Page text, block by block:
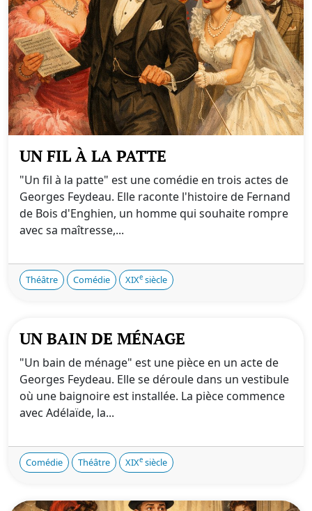
UN FIL À LA PATTE
"Un fil à la patte" est une comédie en trois actes de
Georges Feydeau. Elle raconte l'histoire de Fernand
de Bois d'Enghien, un homme qui souhaite rompre
avec sa maîtresse,...
Théâtre Comédie XIXe siècle
UN BAIN DE MÉNAGE
"Un bain de ménage" est une pièce en un acte de
Georges Feydeau. Elle se déroule dans un vestibule
où une baignoire est installée. La pièce commence
avec Adélaïde, la...
Comédie Théâtre XIXe siècle